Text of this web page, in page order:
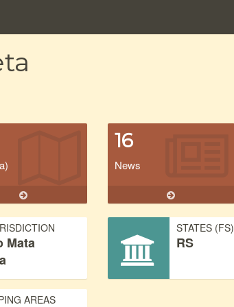
16
News
Mata
STATES (FS)
RS
AREAS